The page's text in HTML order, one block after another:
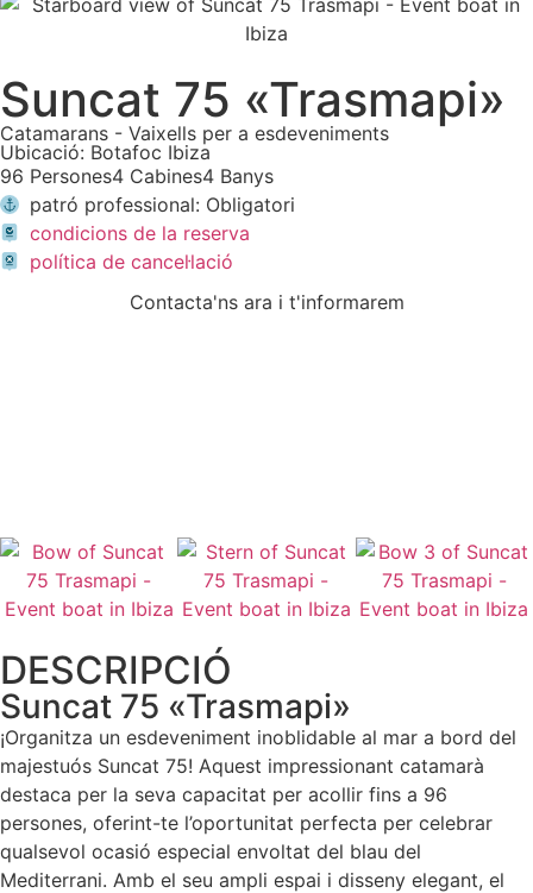
Suncat 75 «Trasmapi»
Catamarans - Vaixells per a esdeveniments
Ubicació: Botafoc Ibiza
96 Persones4 Cabines4 Banys
patró professional: Obligatori
condicions de la reserva
política de cancel·lació
Contacta'ns ara i t'informarem
DESCRIPCIÓ
Suncat 75 «Trasmapi»
¡Organitza un esdeveniment inoblidable al mar a bord del
majestuós Suncat 75! Aquest impressionant catamarà
destaca per la seva capacitat per acollir fins a 96
persones, oferint-te l’oportunitat perfecta per celebrar
qualsevol ocasió especial envoltat del blau del
Mediterrani. Amb el seu ampli espai i disseny elegant, el